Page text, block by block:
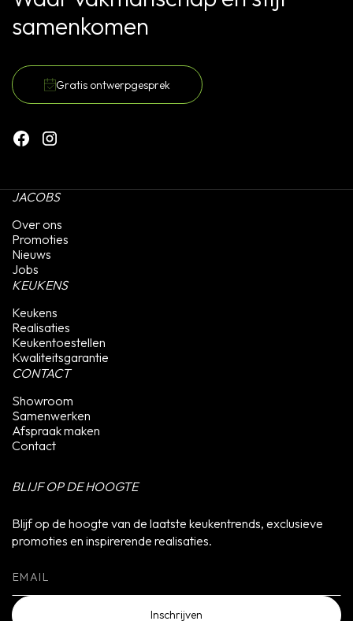
samenkomen
Gratis ontwerpgesprek
JACOBS
Over ons
Promoties
Nieuws
Jobs
KEUKENS
Keukens
Realisaties
Keukentoestellen
Kwaliteitsgarantie
CONTACT
Showroom
Samenwerken
Afspraak maken
Contact
BLIJF OP DE HOOGTE
Blijf op de hoogte van de laatste keukentrends, exclusieve
promoties en inspirerende realisaties.
Inschrijven